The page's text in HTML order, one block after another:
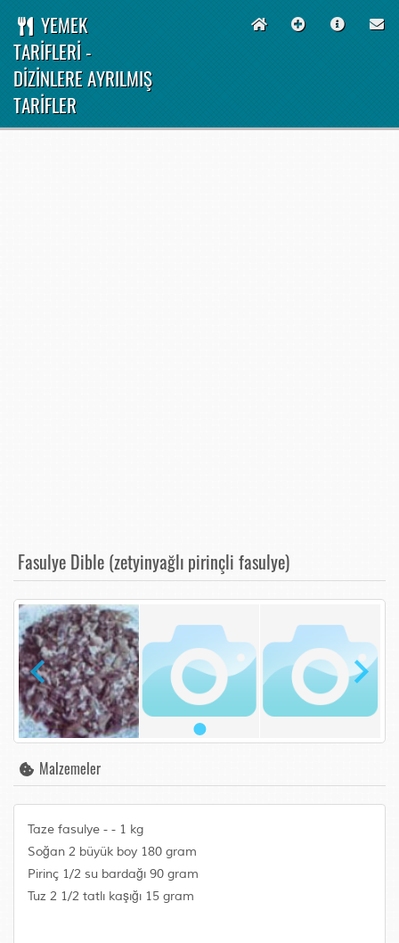
YEMEK
TARİFLERİ -
DİZİNLERE AYRILMIŞ
TARİFLER
Fasulye Dible (zetyinyağlı pirinçli fasulye)
Malzemeler
Taze fasulye - - 1 kg
Soğan 2 büyük boy 180 gram
Pirinç 1/2 su bardağı 90 gram
Tuz 2 1/2 tatlı kaşığı 15 gram